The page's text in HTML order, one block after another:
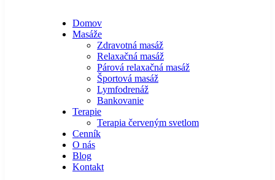
Domov
Masáže
Zdravotná masáž
Relaxačná masáž
Párová relaxačná masáž
Športová masáž
Lymfodrenáž
Bankovanie
Terapie
Terapia červeným svetlom
Cenník
O nás
Blog
Kontakt